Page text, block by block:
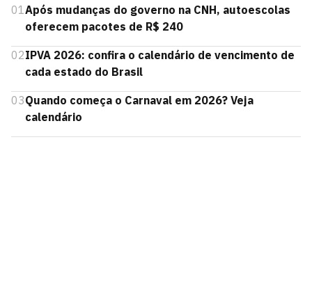
01Após mudanças do governo na CNH, autoescolas
oferecem pacotes de R$ 240
02IPVA 2026: confira o calendário de vencimento de
cada estado do Brasil
03Quando começa o Carnaval em 2026? Veja
calendário